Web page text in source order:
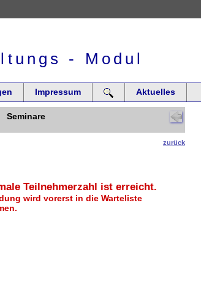
- Modul
Impressum Aktuelles
Seminare
zurück
Teilnehmerzahl ist erreicht.
wird vorerst in die Warteliste